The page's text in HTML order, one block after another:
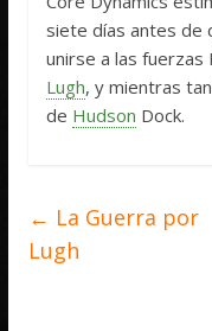
siete días antes de
unirse a las fuerzas
Lugh, y mientras
de Hudson Dock.
← La Guerra por
Lugh